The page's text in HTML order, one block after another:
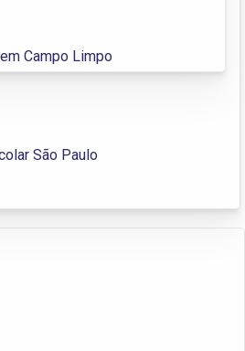
Campo Limpo
São Paulo